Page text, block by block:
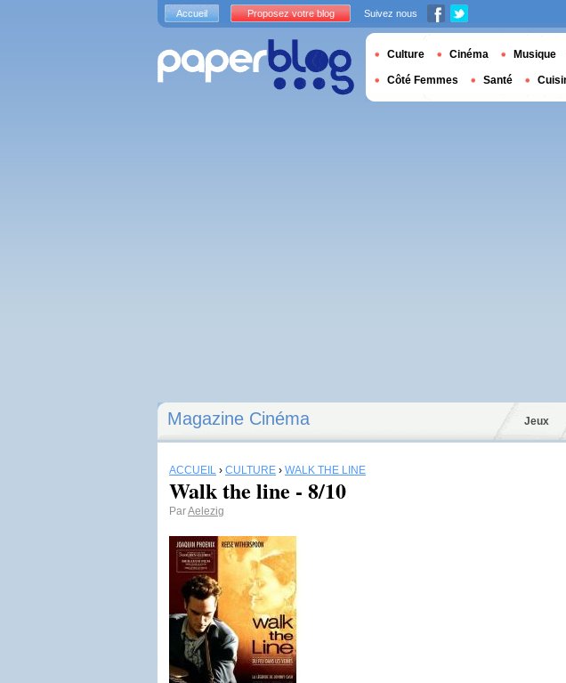
Magazine Cinéma Jeux
ACCUEIL › CULTURE › WALK THE LINE
Walk the line - 8/10
ParAelezig
Accueil Proposez votre blog Suivez nous
Culture Cinéma Musique
Côté Femmes Santé